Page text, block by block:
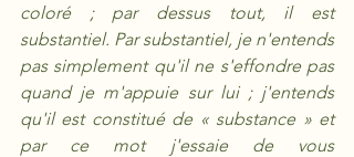
coloré ; par dessus tout, il est
substantiel. Par substantiel, je n'entends
pas simplement qu'il ne s'effondre pas
quand je m'appuie sur lui ; j'entends
qu'il est constitué de « substance » et
par ce mot j'essaie de vous